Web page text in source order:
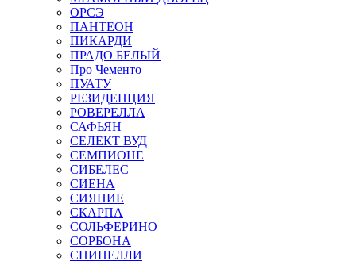
ОРСЭ
ПАНТЕОН
ПИКАРДИ
ПРАДО БЕЛЫЙ
Про Чементо
ПУАТУ
РЕЗИДЕНЦИЯ
РОВЕРЕЛЛА
САФЬЯН
СЕЛЕКТ ВУД
СЕМПИОНЕ
СИБЕЛЕС
СИЕНА
СИЯНИЕ
СКАРПА
СОЛЬФЕРИНО
СОРБОНА
СПИНЕЛЛИ